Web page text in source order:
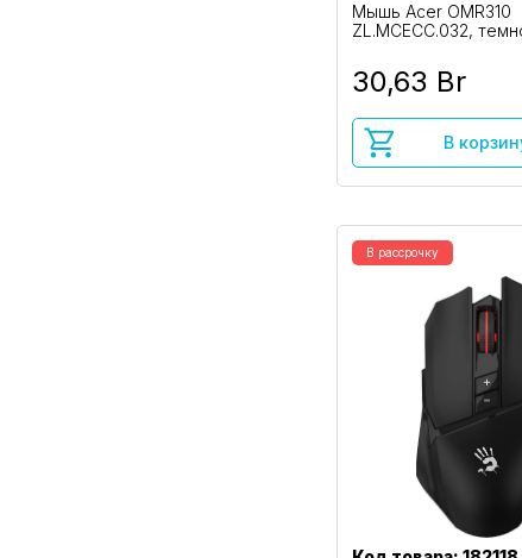
Мышь Acer OMR310
ZL.MCECC.032,
30,63 Br
В
В рассрочку